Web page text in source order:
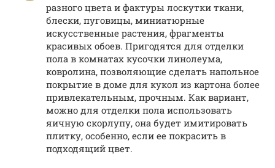
разного цвета и фактуры лоскутки ткани,
блески, пуговицы, миниатюрные
искусственные растения, фрагменты
красивых обоев. Пригодятся для отделки
пола в комнатах кусочки линолеума,
ковролина, позволяющие сделать напольное
покрытие в доме для кукол из картона более
привлекательным, прочным. Как вариант,
можно для отделки пола использовать
яичную скорлупу, она будет имитировать
плитку, особенно, если ее покрасить в
подходящий цвет.